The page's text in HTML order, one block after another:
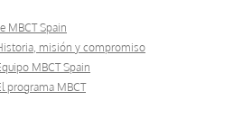
MBCT Spain
misión y compromiso
MBCT Spain
programa MBCT